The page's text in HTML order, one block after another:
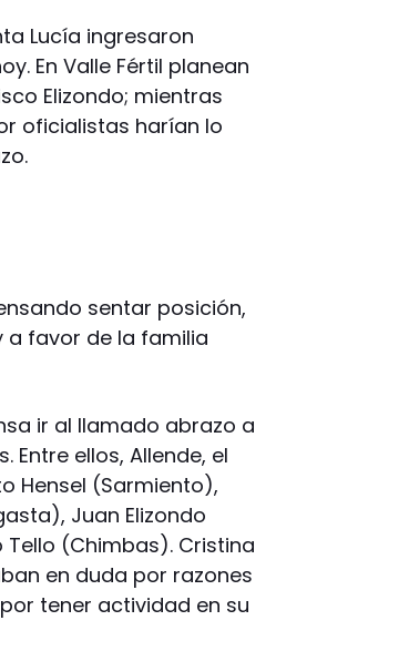
Lucía ingresaron
En Valle Fértil planean
Elizondo; mientras
oficialistas harían lo
sentar posición,
a favor de la familia
ir al llamado abrazo a
ellos, Allende, el
Hensel (Sarmiento),
Juan Elizondo
(Chimbas). Cristina
en duda por razones
tener actividad en su